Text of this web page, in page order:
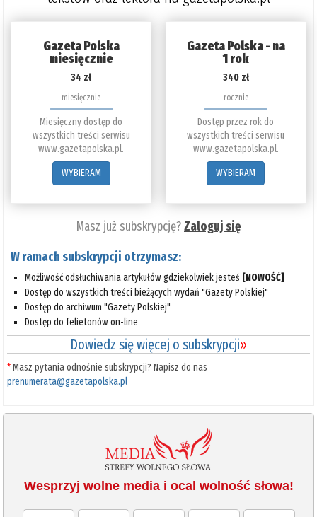
Gazeta Polska
miesięcznie
34 zł
miesięcznie
Miesięczny dostęp do
wszystkich treści serwisu
www.gazetapolska.pl.
WYBIERAM
Gazeta Polska - na
1 rok
340 zł
rocznie
Dostęp przez rok do
wszystkich treści serwisu
www.gazetapolska.pl.
WYBIERAM
Masz już subskrypcję?Zaloguj się
W ramach subskrypcji otrzymasz:
Możliwość odsłuchiwania artykułów gdziekolwiek jesteś [NOWOŚĆ]
Dostęp do wszystkich treści bieżących wydań "Gazety Polskiej"
Dostęp do archiwum "Gazety Polskiej"
Dostęp do felietonów on-line
Dowiedz się więcej o subskrypcji»
*Masz pytania odnośnie subskrypcji? Napisz do nas
prenumerata@gazetapolska.pl
Wesprzyj wolne media i ocal wolność słowa!